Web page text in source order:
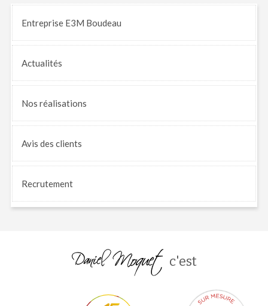
Entreprise E3M Boudeau
Actualités
Nos réalisations
Avis des clients
Recrutement
c'est